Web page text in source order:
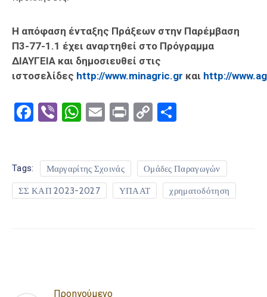
Η απόφαση ένταξης Πράξεων στην Παρέμβαση
Π3-77-1.1 έχει αναρτηθεί στο Πρόγραμμα
ΔΙΑΥΓΕΙΑ και δημοσιευθεί στις
ιστοσελίδες http://www.minagric.gr και http://
Facebook
ViberWhatsApp
EmailPrintCopy
Tags: Μαργαρίτης Σχοινάς Ομάδες Παραγωγών
ΣΣ ΚΑΠ 2023-2027 ΥΠΑΑΤ χρηματοδότηση
Προηγούμενο